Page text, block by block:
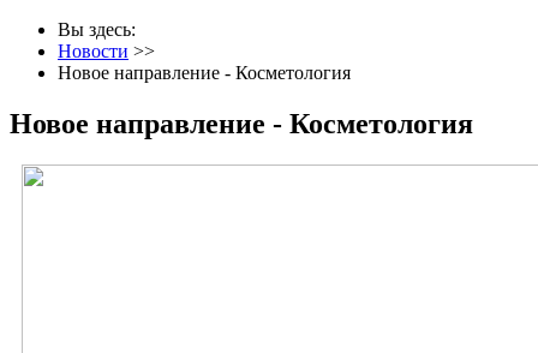
Вы здесь:
Новости >>
Новое направление - Косметология
Новое направление - Косметология